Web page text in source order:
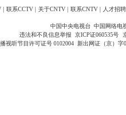
联系CCTV 关于CNTV 联系CNTV 人才招聘
中国中央电视台 中国网络电
违法和不良信息举报 京ICP证060535号
视听节目许可证号 0102004 新出网证（京）